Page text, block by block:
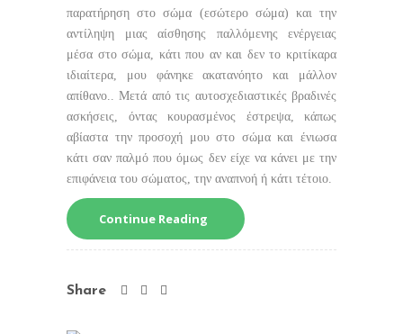
παρατήρηση στο σώμα (εσώτερο σώμα) και την
αντίληψη μιας αίσθησης παλλόμενης ενέργειας
μέσα στο σώμα, κάτι που αν και δεν το κριτίκαρα
ιδιαίτερα, μου φάνηκε ακατανόητο και μάλλον
απίθανο.. Μετά από τις αυτοσχεδιαστικές βραδινές
ασκήσεις, όντας κουρασμένος έστρεψα, κάπως
αβίαστα την προσοχή μου στο σώμα και ένιωσα
κάτι σαν παλμό που όμως δεν είχε να κάνει με την
επιφάνεια του σώματος, την αναπνοή ή κάτι τέτοιο.
Continue Reading
Share